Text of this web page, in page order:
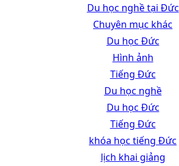
Du học nghề tại Đức
Chuyên mục khác
Du học Đức
Hình ảnh
Tiếng Đức
Du học nghề
Du học Đức
Tiếng Đức
khóa học tiếng Đức
lịch khai giảng